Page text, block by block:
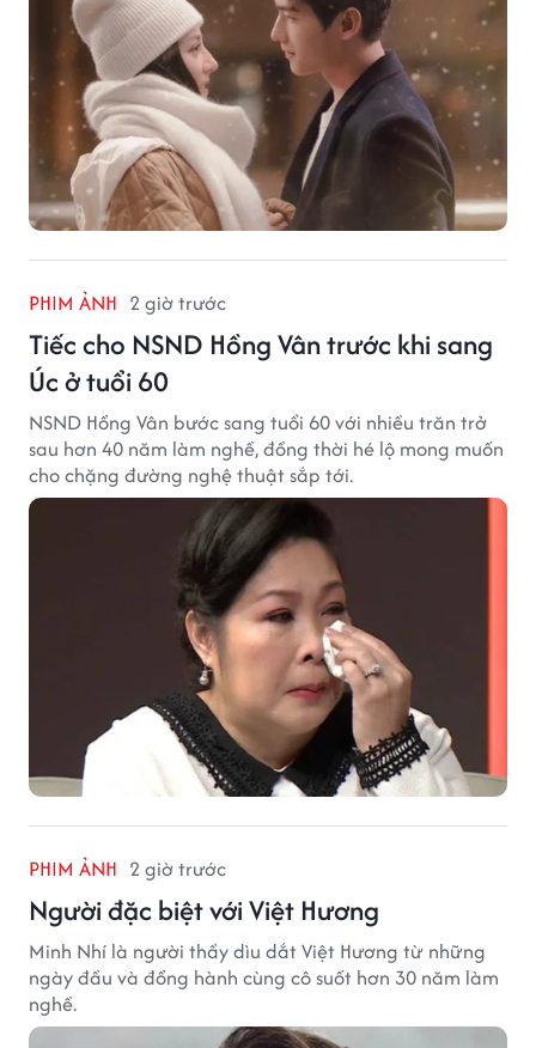
PHIM ẢNH 2 giờ trước
Tiếc cho NSND Hồng Vân trước khi sang
Úc ở tuổi 60
NSND Hồng Vân bước sang tuổi 60 với nhiều trăn trở
sau hơn 40 năm làm nghề, đồng thời hé lộ mong muốn
cho chặng đường nghệ thuật sắp tới.
PHIM ẢNH 2 giờ trước
Người đặc biệt với Việt Hương
Minh Nhí là người thầy dìu dắt Việt Hương từ những
ngày đầu và đồng hành cùng cô suốt hơn 30 năm làm
nghề.